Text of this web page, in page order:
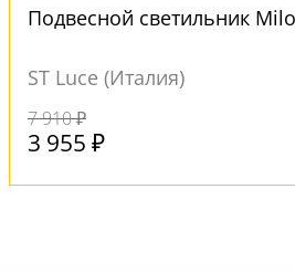
Подвесной светильник
ST Luce (Италия)
7 910 ₽
3 955 ₽